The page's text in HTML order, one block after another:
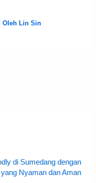
Oleh Lin Sin
di Sumedang dengan
Nyaman dan Aman